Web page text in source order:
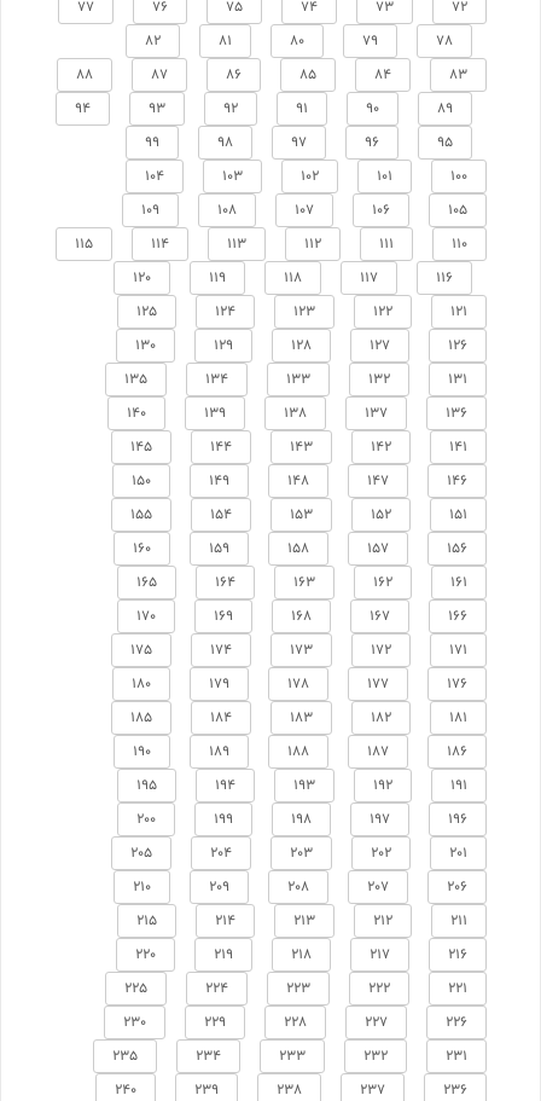
72
73
74
75
76
77
78
79
80
81
82
83
84
85
86
87
88
89
90
91
92
93
94
95
96
97
98
99
100
101
102
103
104
105
106
107
108
109
110
111
112
113
114
115
116
117
118
119
120
121
122
123
124
125
126
127
128
129
130
131
132
133
134
135
136
137
138
139
140
141
142
143
144
145
146
147
148
149
150
151
152
153
154
155
156
157
158
159
160
161
162
163
164
165
166
167
168
169
170
171
172
173
174
175
176
177
178
179
180
181
182
183
184
185
186
187
188
189
190
191
192
193
194
195
196
197
198
199
200
201
202
203
204
205
206
207
208
209
210
211
212
213
214
215
216
217
218
219
220
221
222
223
224
225
226
227
228
229
230
231
232
233
234
235
236
237
238
239
240